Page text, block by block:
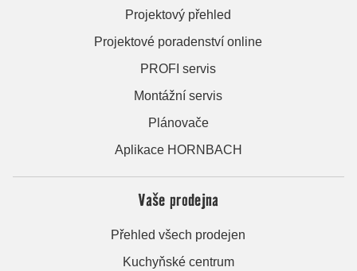
Projektový přehled
Projektové poradenství online
PROFI servis
Montážní servis
Plánovače
Aplikace HORNBACH
Vaše prodejna
Přehled všech prodejen
Kuchyňské centrum